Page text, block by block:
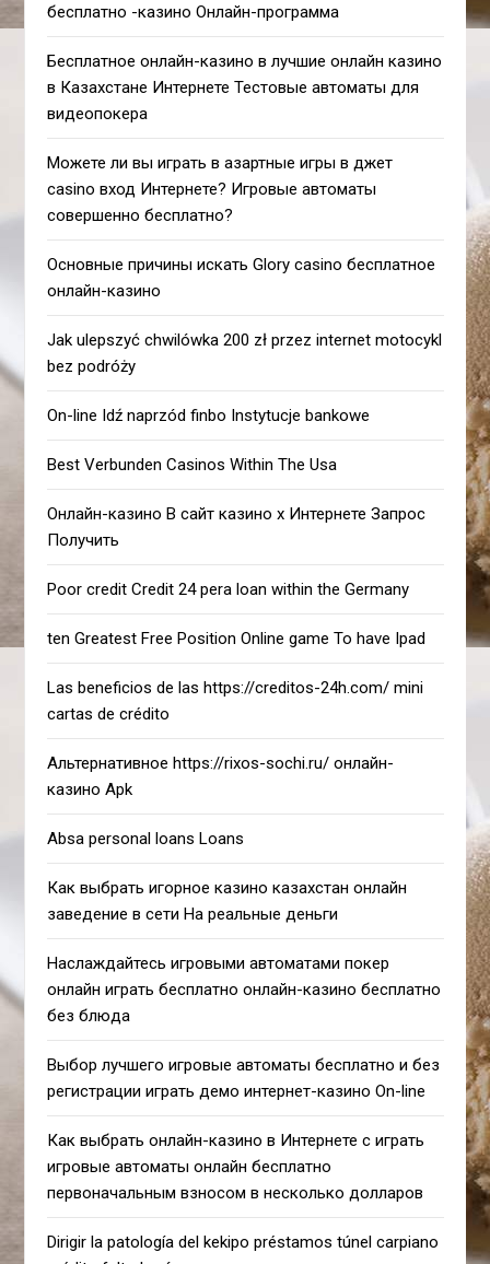
бесплатно -казино Онлайн-программа
Бесплатное онлайн-казино в лучшие онлайн казино
в Казахстане Интернете Тестовые автоматы для
видеопокера
Можете ли вы играть в азартные игры в джет
casino вход Интернете? Игровые автоматы
совершенно бесплатно?
Основные причины искать Glory casino бесплатное
онлайн-казино
Jak ulepszyć chwilówka 200 zł przez internet motocykl
bez podróży
On-line Idź naprzód finbo Instytucje bankowe
Best Verbunden Casinos Within The Usa
Онлайн-казино В сайт казино х Интернете Запрос
Получить
Poor credit Credit 24 pera loan within the Germany
ten Greatest Free Position Online game To have Ipad
Las beneficios de las https://creditos-24h.com/ mini
cartas de crédito
Альтернативное https://rixos-sochi.ru/ онлайн-
казино Apk
Absa personal loans Loans
Как выбрать игорное казино казахстан онлайн
заведение в сети На реальные деньги
Наслаждайтесь игровыми автоматами покер
онлайн играть бесплатно онлайн-казино бесплатно
без блюда
Выбор лучшего игровые автоматы бесплатно и без
регистрации играть демо интернет-казино On-line
Как выбрать онлайн-казино в Интернете с играть
игровые автоматы онлайн бесплатно
первоначальным взносом в несколько долларов
Dirigir la patologí­a del kekipo préstamos túnel carpiano